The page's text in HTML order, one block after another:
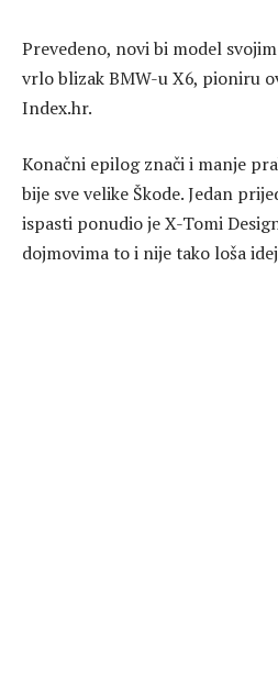
Prevedeno, novi bi model
vrlo blizak BMW-u X6, pioniru
Index.hr.
Konačni epilog znači i manje
bije sve velike Škode. Jedan
ispasti ponudio je X-Tomi
dojmovima to i nije tako loša